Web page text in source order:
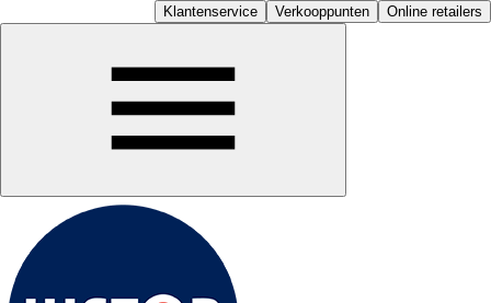
Klantenservice Verkooppunten Online retailers